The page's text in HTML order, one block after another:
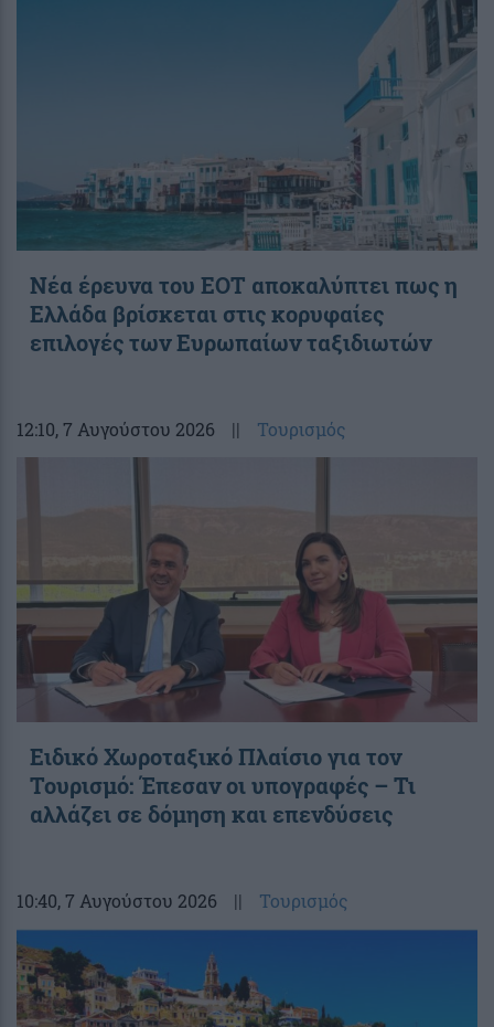
Νέα έρευνα του ΕΟΤ αποκαλύπτει πως η
Ελλάδα βρίσκεται στις κορυφαίες
επιλογές των Ευρωπαίων ταξιδιωτών
12:10, 7 Αυγούστου 2026 || Τουρισμός
Ειδικό Χωροταξικό Πλαίσιο για τον
Τουρισμό: Έπεσαν οι υπογραφές – Τι
αλλάζει σε δόμηση και επενδύσεις
10:40, 7 Αυγούστου 2026 || Τουρισμός